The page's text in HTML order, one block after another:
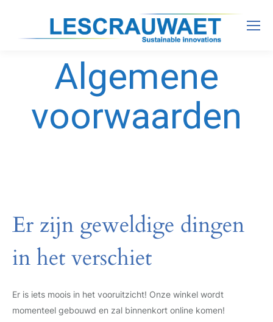
Algemene
voorwaarden
Er zijn geweldige dingen
in het verschiet
Er is iets moois in het vooruitzicht! Onze winkel wordt
momenteel gebouwd en zal binnenkort online komen!